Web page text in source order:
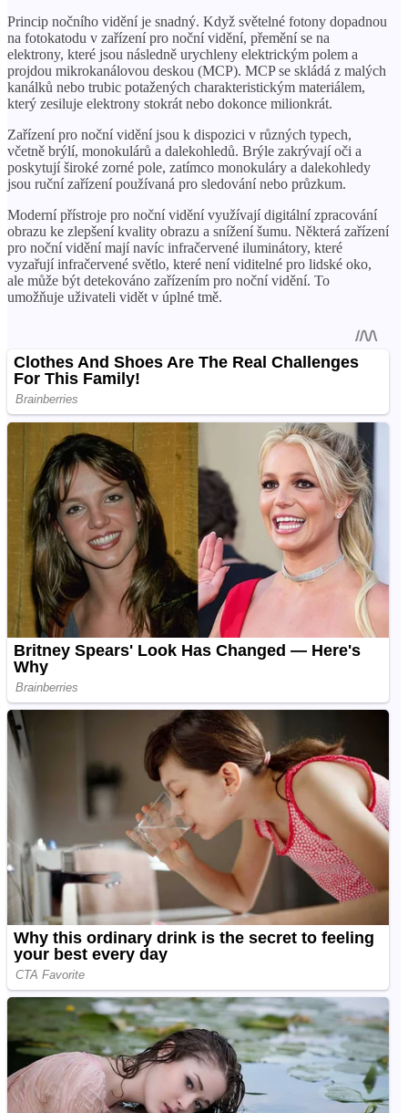
Princip nočního vidění je snadný. Když světelné fotony dopadnou
na fotokatodu v zařízení pro noční vidění, přemění se na
elektrony, které jsou následně urychleny elektrickým polem a
projdou mikrokanálovou deskou (MCP). MCP se skládá z malých
kanálků nebo trubic potažených charakteristickým materiálem,
který zesiluje elektrony stokrát nebo dokonce milionkrát.
Zařízení pro noční vidění jsou k dispozici v různých typech,
včetně brýlí, monokulárů a dalekohledů. Brýle zakrývají oči a
poskytují široké zorné pole, zatímco monokuláry a dalekohledy
jsou ruční zařízení používaná pro sledování nebo průzkum.
Moderní přístroje pro noční vidění využívají digitální zpracování
obrazu ke zlepšení kvality obrazu a snížení šumu. Některá zařízení
pro noční vidění mají navíc infračervené iluminátory, které
vyzařují infračervené světlo, které není viditelné pro lidské oko,
ale může být detekováno zařízením pro noční vidění. To
umožňuje uživateli vidět v úplné tmě.